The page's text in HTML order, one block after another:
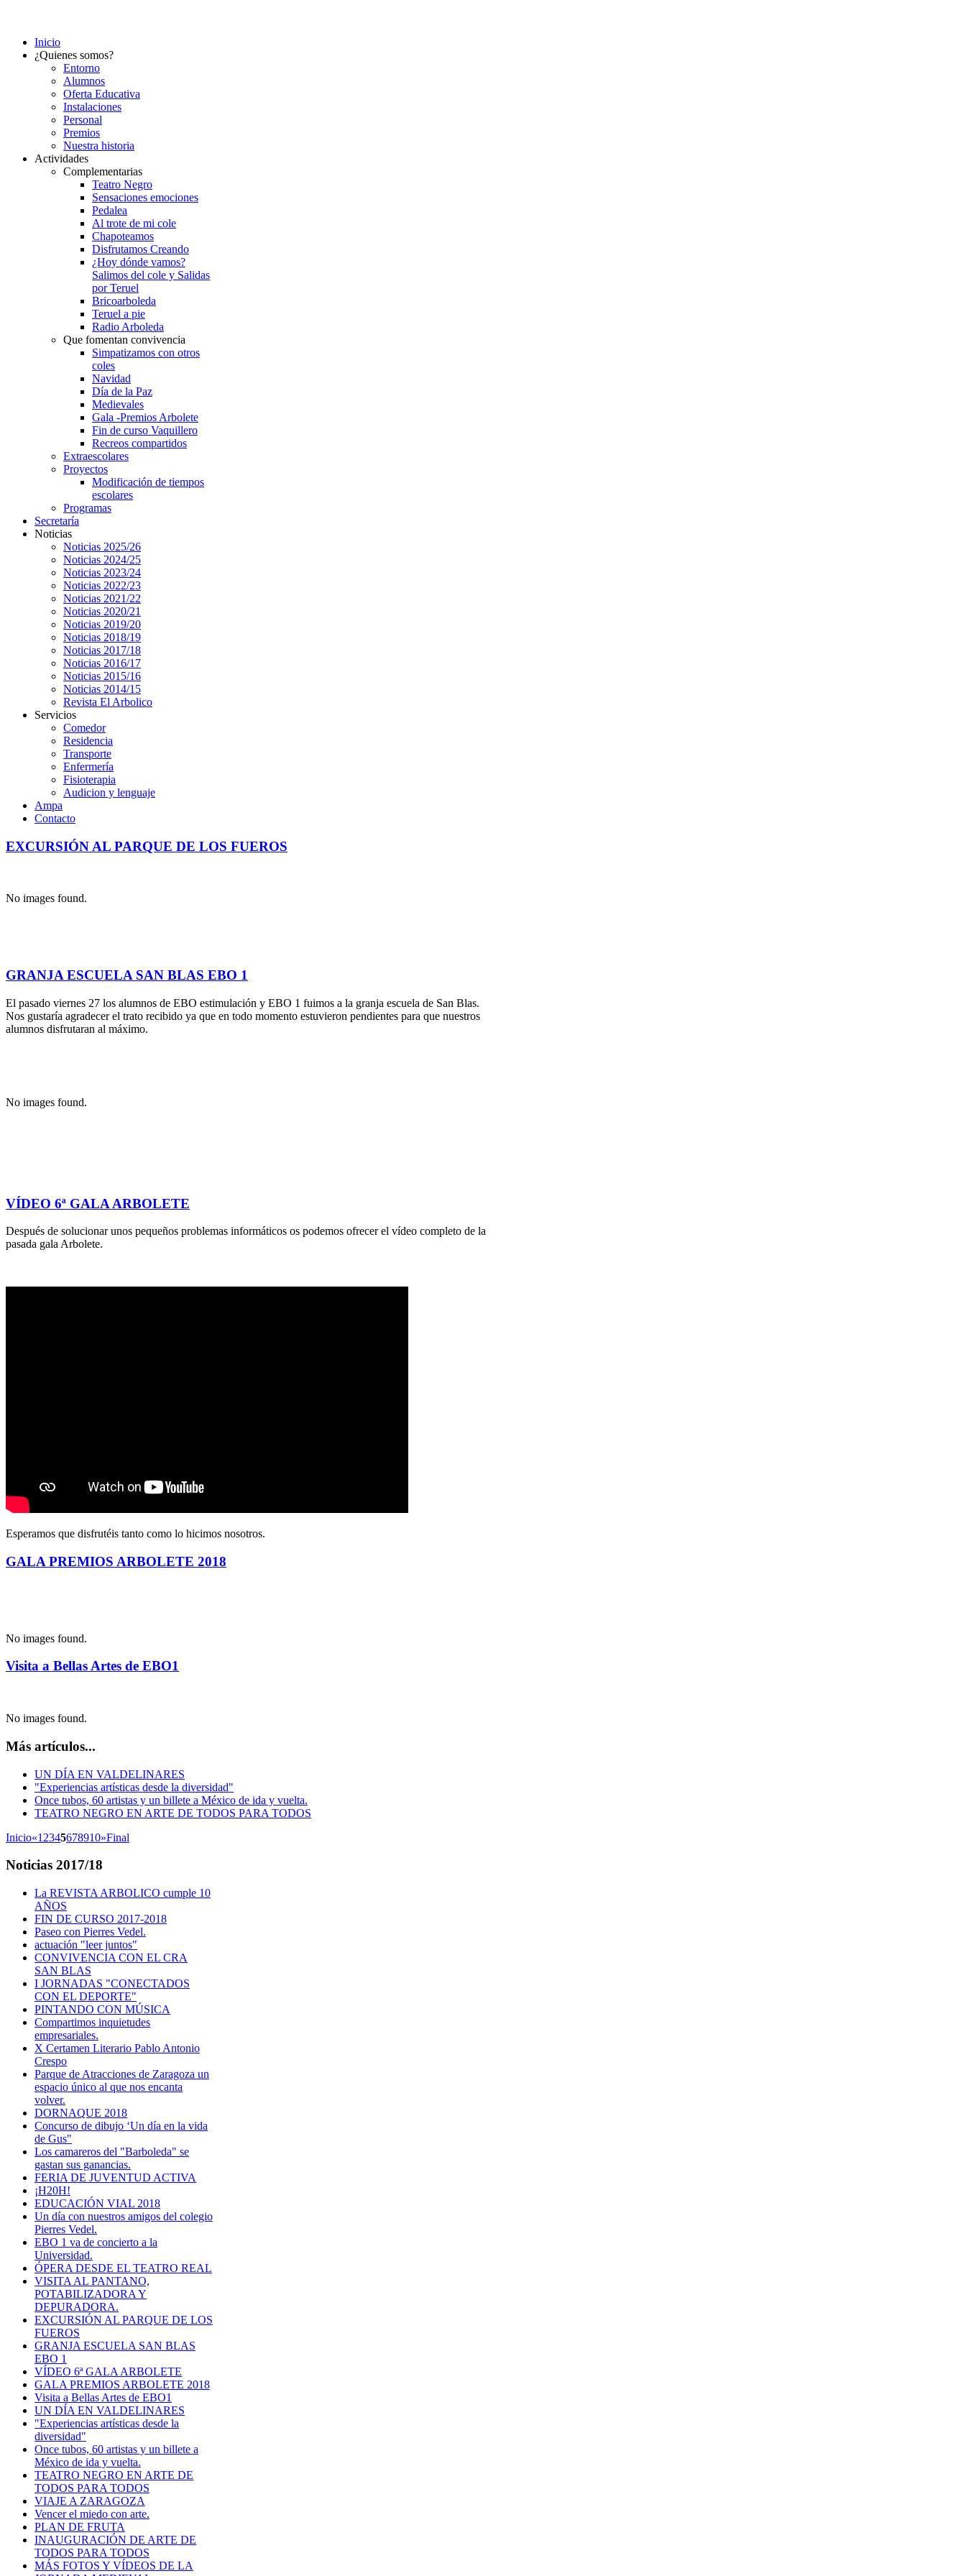
Inicio
¿Quienes somos?
Entorno
Alumnos
Oferta Educativa
Instalaciones
Personal
Premios
Nuestra historia
Actividades
Complementarias
Teatro Negro
Sensaciones emociones
Pedalea
Al trote de mi cole
Chapoteamos
Disfrutamos Creando
¿Hoy dónde vamos?
Salimos del cole y Salidas
por Teruel
Bricoarboleda
Teruel a pie
Radio Arboleda
Que fomentan convivencia
Simpatizamos con otros
coles
Navidad
Día de la Paz
Medievales
Gala -Premios Arbolete
Fin de curso Vaquillero
Recreos compartidos
Extraescolares
Proyectos
Modificación de tiempos
escolares
Programas
Secretaría
Noticias
Noticias 2025/26
Noticias 2024/25
Noticias 2023/24
Noticias 2022/23
Noticias 2021/22
Noticias 2020/21
Noticias 2019/20
Noticias 2018/19
Noticias 2017/18
Noticias 2016/17
Noticias 2015/16
Noticias 2014/15
Revista El Arbolico
Servicios
Comedor
Residencia
Transporte
Enfermería
Fisioterapia
Audicion y lenguaje
Ampa
Contacto
EXCURSIÓN AL PARQUE DE LOS FUEROS
No images found.
GRANJA ESCUELA SAN BLAS EBO 1
El pasado viernes 27 los alumnos de EBO estimulación y EBO 1 fuimos a la granja escuela de San Blas.
Nos gustaría agradecer el trato recibido ya que en todo momento estuvieron pendientes para que nuestros
alumnos disfrutaran al máximo.
No images found.
VÍDEO 6ª GALA ARBOLETE
Después de solucionar unos pequeños problemas informáticos os podemos ofrecer el vídeo completo de la
pasada gala Arbolete.
Esperamos que disfrutéis tanto como lo hicimos nosotros.
GALA PREMIOS ARBOLETE 2018
No images found.
Visita a Bellas Artes de EBO1
No images found.
Más artículos...
UN DÍA EN VALDELINARES
"Experiencias artísticas desde la diversidad"
Once tubos, 60 artistas y un billete a México de ida y vuelta.
TEATRO NEGRO EN ARTE DE TODOS PARA TODOS
Inicio«1 2345678910»Final
Noticias 2017/18
La REVISTA ARBOLICO cumple 10
AÑOS
FIN DE CURSO 2017-2018
Paseo con Pierres Vedel.
actuación "leer juntos"
CONVIVENCIA CON EL CRA
SAN BLAS
I JORNADAS "CONECTADOS
CON EL DEPORTE"
PINTANDO CON MÚSICA
Compartimos inquietudes
empresariales.
X Certamen Literario Pablo Antonio
Crespo
Parque de Atracciones de Zaragoza un
espacio único al que nos encanta
volver.
DORNAQUE 2018
Concurso de dibujo ‘Un día en la vida
de Gus"
Los camareros del "Barboleda" se
gastan sus ganancias.
FERIA DE JUVENTUD ACTIVA
¡H20H!
EDUCACIÓN VIAL 2018
Un día con nuestros amigos del colegio
Pierres Vedel.
EBO 1 va de concierto a la
Universidad.
ÓPERA DESDE EL TEATRO REAL
VISITA AL PANTANO,
POTABILIZADORA Y
DEPURADORA.
EXCURSIÓN AL PARQUE DE LOS
FUEROS
GRANJA ESCUELA SAN BLAS
EBO 1
VÍDEO 6ª GALA ARBOLETE
GALA PREMIOS ARBOLETE 2018
Visita a Bellas Artes de EBO1
UN DÍA EN VALDELINARES
"Experiencias artísticas desde la
diversidad"
Once tubos, 60 artistas y un billete a
México de ida y vuelta.
TEATRO NEGRO EN ARTE DE
TODOS PARA TODOS
VIAJE A ZARAGOZA
Vencer el miedo con arte.
PLAN DE FRUTA
INAUGURACIÓN DE ARTE DE
TODOS PARA TODOS
MÁS FOTOS Y VÍDEOS DE LA